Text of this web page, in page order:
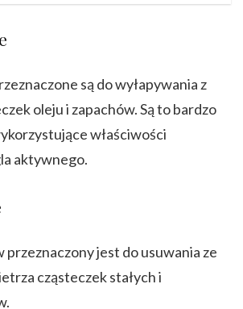
są do wyłapywania z
oleju i zapachów. Są to bardzo
właściwości
aktywnego.
jest do usuwania ze
cząsteczek stałych i